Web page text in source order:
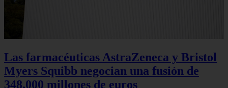
Las farmacéuticas AstraZeneca y Bristol
Myers Squibb negocian una fusión de
348.000 millones de euros